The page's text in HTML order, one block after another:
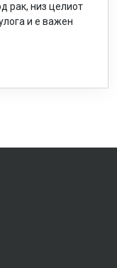
рак, низ целиот
и е важен